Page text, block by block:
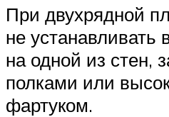
При двухрядной
не
на одной из стен,
полками или
фартуком.